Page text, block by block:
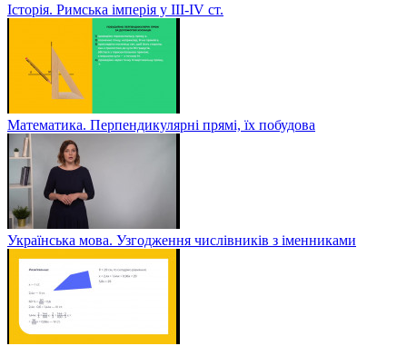
Історія. Римська імперія у III-ІV ст.
Математика. Перпендикулярні прямі, їх побудова
Українська мова. Узгодження числівників з іменниками